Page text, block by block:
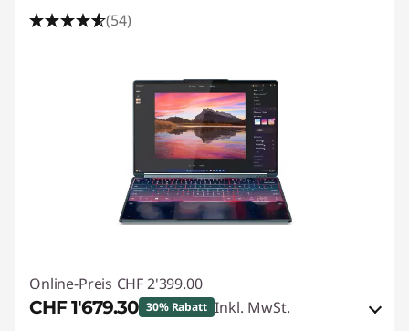
(54)
Online-Preis CHF 2'399.00
CHF 1'679.30 30% Rabatt Inkl. MwSt.